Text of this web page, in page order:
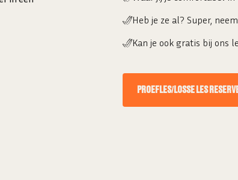
Heb je ze al? Super,
Kan je ook gratis bij ons
PROEFLES/LOSSE LES